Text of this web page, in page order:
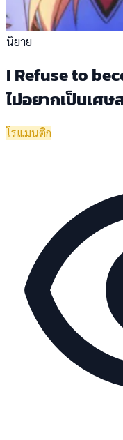
นิยาย
I Refuse to
ไม่อยากเป็นเศษ
โรแมนติก